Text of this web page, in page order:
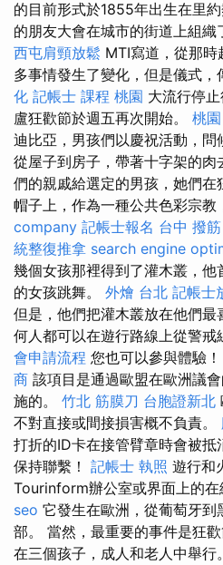
的目前形式於1855年出生在里
的朋友大會在城市的街道上組織
西屯肩頸放鬆 MTI寫道，從那
多事情發生了變化，但是儀式，
化 記帳士 課程 桃園 大流行停
盧狂歡節於週五再次開始。 桃
迪比亞，男孩們以慶祝活動，問
從屋子到房子，帶著十字架的
們的親戚給選定的男孩，她們
帽子上，作為一種公共色彩宗教
company 記帳士報名 台中 撥
統整復推拿 search engine
幾個女孩那裡得到了灌木叢，
的女孩跳舞。 外燴 台北 記帳士
但是，他們把灌木叢放在他們
何人都可以在遊行路線上從警戒
會申請流程 您也可以參與體驗！
商 該項目是通過歐盟在歐洲議
施的。 竹北 筋膜刀 台胞證新北
不對直接或間接損害概不負責。
打折的ID卡在接管臂章時會被抵
保持聯繫！ 記帳士 執照 遊行和
Tourinform辦公室或界面上的在
seo 它發生在歐洲，從葡萄牙
部。 當然，最重要的事件是狂
在三個孩子，成人和老人中舉行